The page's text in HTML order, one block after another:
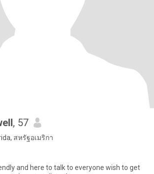
, 57
สหรัฐอเมริกา
and here to talk to everyone wish to get